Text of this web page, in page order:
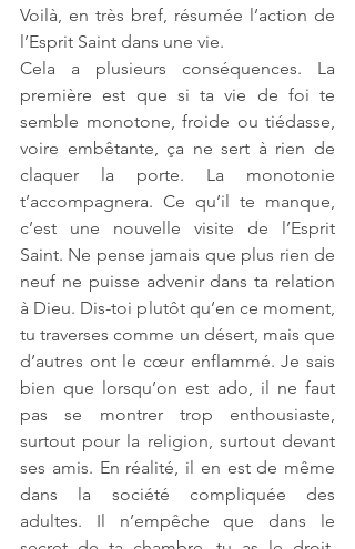
Voilà, en très bref, résumée l’action de
l’Esprit Saint dans une vie.
Cela a plusieurs conséquences. La
première est que si ta vie de foi te
semble monotone, froide ou tiédasse,
voire embêtante, ça ne sert à rien de
claquer la porte. La monotonie
t’accompagnera. Ce qu’il te manque,
c’est une nouvelle visite de l’Esprit
Saint. Ne pense jamais que plus rien de
neuf ne puisse advenir dans ta relation
à Dieu. Dis-toi plutôt qu’en ce moment,
tu traverses comme un désert, mais que
d’autres ont le cœur enflammé. Je sais
bien que lorsqu’on est ado, il ne faut
pas se montrer trop enthousiaste,
surtout pour la religion, surtout devant
ses amis. En réalité, il en est de même
dans la société compliquée des
adultes. Il n’empêche que dans le